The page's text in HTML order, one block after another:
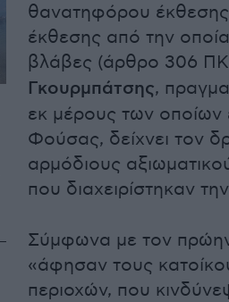
θανατηφόρου
έκθεσης από την
βλάβες (άρθρο 306
Γκουρμπάτσης,
εκ μέρους των οποίων
Φούσας, δείχνει τον
αρμόδιους
που διαχειρίστηκαν
Σύμφωνα με τον
«άφησαν τους
περιοχών, που